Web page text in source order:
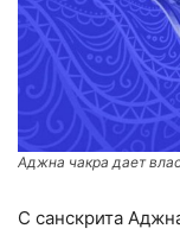
Аджна чакра дает
С санскрита